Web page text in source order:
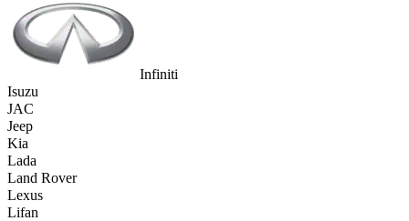
Infiniti
Isuzu
JAC
Jeep
Kia
Lada
Land Rover
Lexus
Lifan